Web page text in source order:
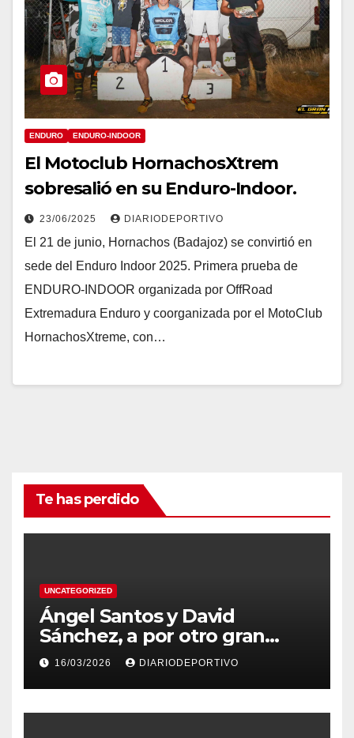
ENDURO ENDURO-INDOOR
El Motoclub HornachosXtrem
sobresalió en su Enduro-Indoor.
23/06/2025 DIARIODEPORTIVO
El 21 de junio, Hornachos (Badajoz) se convirtió en
sede del Enduro Indoor 2025. Primera prueba de
ENDURO-INDOOR organizada por OffRoad
Extremadura Enduro y coorganizada por el MotoClub
HornachosXtreme, con…
Te has perdido
UNCATEGORIZED
Ángel Santos y David
Sánchez, a por otro gran
resultado en el Eco Rallye
Mallorca.
16/03/2026 DIARIODEPORTIVO